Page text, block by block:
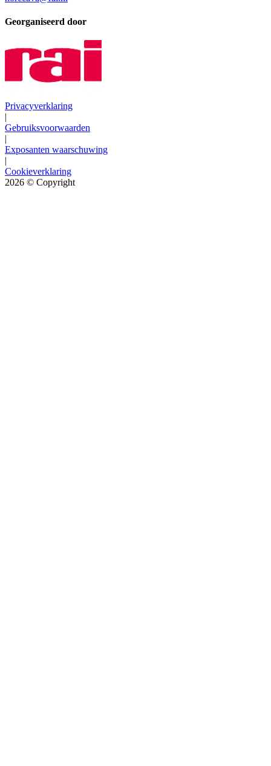
Georganiseerd door
Privacyverklaring
|
Gebruiksvoorwaarden
|
Exposanten waarschuwing
|
Cookieverklaring
2026 © Copyright